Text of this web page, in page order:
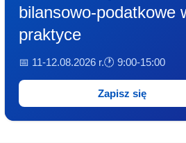
bilansowo-podatkowe
praktyce
📅 11-12.08.2026 r.🕐 9:00-15:00
Zapisz się